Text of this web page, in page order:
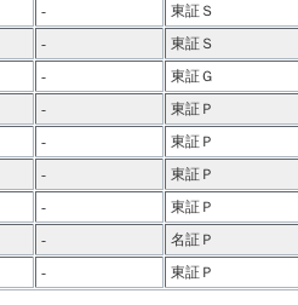
-
東証Ｓ
-
東証Ｓ
-
東証Ｇ
-
東証Ｐ
-
東証Ｐ
-
東証Ｐ
-
東証Ｐ
- 名証Ｐ
- 東証Ｐ